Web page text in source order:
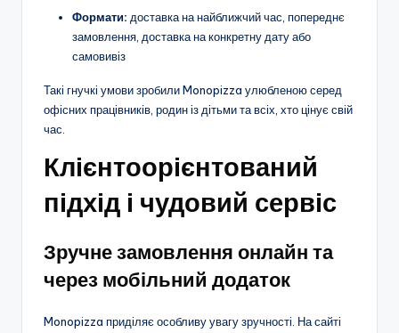
Формати: доставка на найближчий час, попереднє
замовлення, доставка на конкретну дату або
самовивіз
Такі гнучкі умови зробили Monopizza улюбленою серед
офісних працівників, родин із дітьми та всіх, хто цінує свій
час.
Клієнтоорієнтований
підхід і чудовий сервіс
Зручне замовлення онлайн та
через мобільний додаток
Monopizza приділяє особливу увагу зручності. На сайті